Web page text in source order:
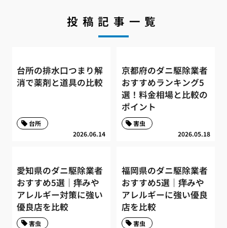
投稿記事一覧
台所の排水口つまり解
消で薬剤と道具の比較
2026.06.14
台所
京都府のダニ駆除業者
おすすめランキング5
選！料金相場と比較の
ポイント
2026.05.18
害虫
愛知県のダニ駆除業者
おすすめ5選｜痒みや
アレルギー対策に強い
優良店を比較
害虫
福岡県のダニ駆除業者
おすすめ5選｜痒みや
アレルギーに強い優良
店を比較
害虫